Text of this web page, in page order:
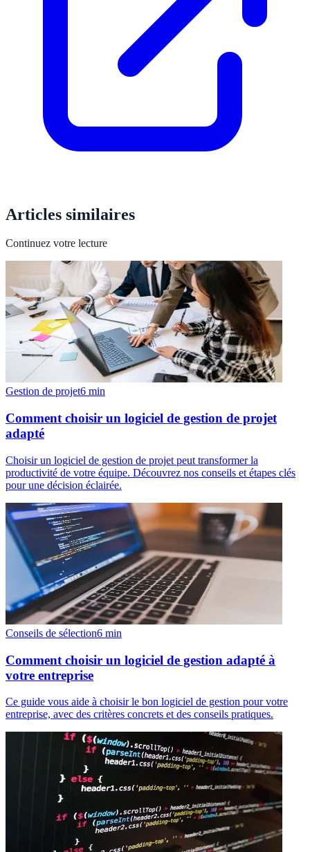
Articles similaires
Continuez votre lecture
Gestion de projet6 min
Comment choisir un logiciel de gestion de projet
adapté
Choisir un logiciel de gestion de projet peut transformer la
productivité de votre équipe. Découvrez nos conseils et étapes clés
pour une décision éclairée.
Conseils de sélection6 min
Comment choisir un logiciel de gestion adapté à
votre entreprise
Ce guide vous aide à choisir le bon logiciel de gestion pour votre
entreprise, avec des critères concrets et des conseils pratiques.